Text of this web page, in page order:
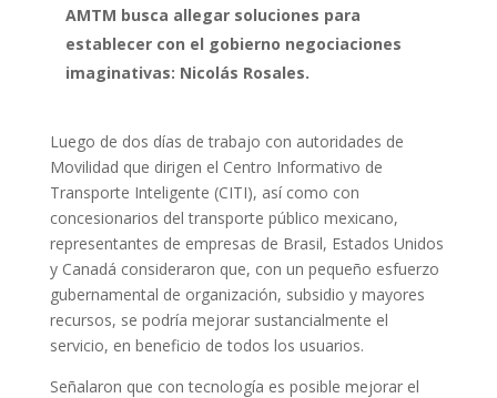
AMTM busca allegar soluciones para
establecer con el gobierno negociaciones
imaginativas: Nicolás Rosales.
Luego de dos días de trabajo con autoridades de
Movilidad que dirigen el Centro Informativo de
Transporte Inteligente (CITI), así como con
concesionarios del transporte público mexicano,
representantes de empresas de Brasil, Estados Unidos
y Canadá consideraron que, con un pequeño esfuerzo
gubernamental de organización, subsidio y mayores
recursos, se podría mejorar sustancialmente el
servicio, en beneficio de todos los usuarios.
Señalaron que con tecnología es posible mejorar el